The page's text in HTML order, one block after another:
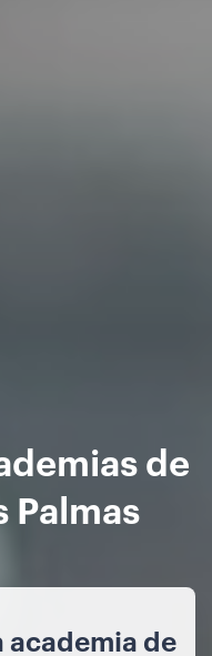
de
Palmas
academia de